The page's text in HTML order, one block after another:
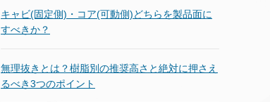
キャビ(固定側)・コア(可動側)どちらを製品面に
すべきか？
無理抜きとは？樹脂別の推奨高さと絶対に押さえ
るべき3つのポイント